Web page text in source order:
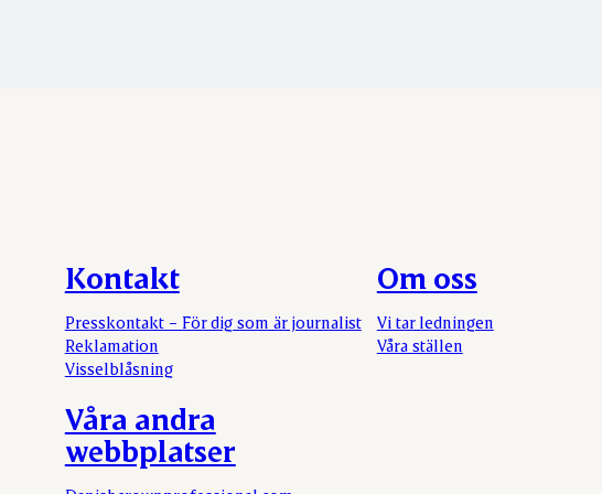
Kontakt
Presskontakt – För dig som är journalist
Reklamation
Visselblåsning
Om oss
Vi tar ledningen
Våra ställen
Våra andra
webbplatser